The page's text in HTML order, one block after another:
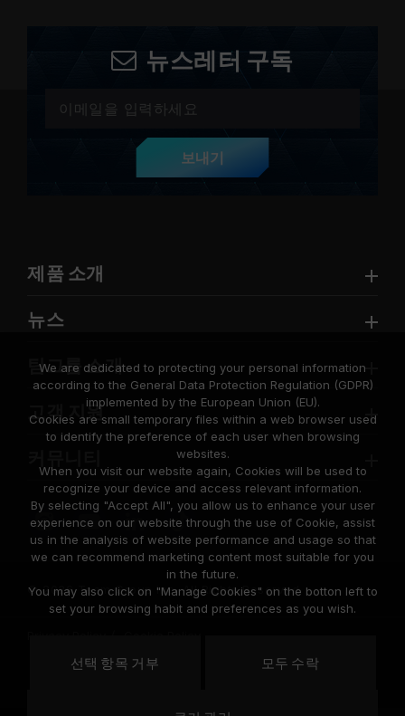
뉴스레터 구독
보내기
제품 소개
뉴스
팀그룹 소개
고객 지원
© 2026 Team Group Inc. All Rights Reserved.
United
We are dedicated to protecting your personal information
according to the General Data Protection Regulation (GDPR)
implemented by the European Union (EU).
Cookies are small temporary files within a web browser used
to identify the preference of each user when browsing
websites.
When you visit our website again, Cookies will be used to
recognize your device and access relevant information.
By selecting "Accept All", you allow us to enhance your user
experience on our website through the use of Cookie, assist
us in the analysis of website performance and usage so that
we can recommend marketing content most suitable for you
in the future.
You may also click on "Manage Cookies" on the botton left to
set your browsing habit and preferences as you wish.
선택 항목 거부 모두 수락